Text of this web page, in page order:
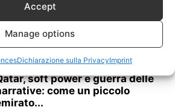
Accept
Manage options
Dichiarazione sulla PrivacyImprint
Gaza, Hamas e la frattura interna
la prima denuncia
alla...
- 23 Maggio 2026
soft power e guerra delle
come un piccolo